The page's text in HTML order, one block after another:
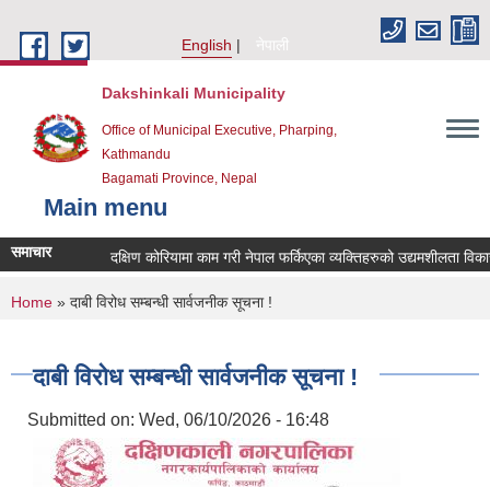
English
नेपाली
Dakshinkali Municipality
Office of Municipal Executive, Pharping,
Kathmandu
Bagamati Province, Nepal
Main menu
समाचार दक्षिण कोरियामा काम गरी नेपाल फर्किएका व्यक्तिहरुको उद्यमशीलता
You are here
Home » दाबी विरोध सम्बन्धी सार्वजनीक सूचना !
दाबी विरोध सम्बन्धी सार्वजनीक सूचना !
Submitted on: Wed, 06/10/2026 - 16:48